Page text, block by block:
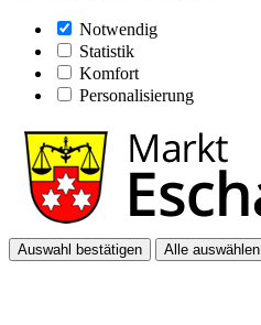
Notwendig
Statistik
Komfort
Personalisierung
Auswahl bestätigen Alle auswählen